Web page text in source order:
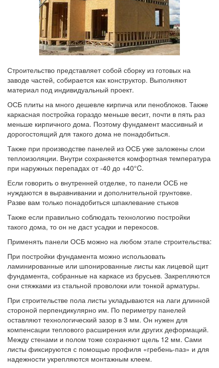
Строительство представляет собой сборку из готовых на
заводе частей, собирается как конструктор. Выполняют
материал под индивидуальный проект.
ОСБ плиты на много дешевле кирпича или пеноблоков. Также
каркасная постройка гораздо меньше весит, почти в пять раз
меньше кирпичного дома. Поэтому фундамент массивный и
дорогостоящий для такого дома не понадобиться.
Также при производстве панелей из ОСБ уже заложены слои
теплоизоляции. Внутри сохраняется комфортная температура
при наружных перепадах от -40 до +40°C.
Если говорить о внутренней отделке, то панели ОСБ не
нуждаются в выравнивании и дополнительной грунтовке.
Разве вам только понадобиться шпаклевание стыков
Также если правильно соблюдать технологию постройки
такого дома, то он не даст усадки и перекосов.
Применять панели ОСБ можно на любом этапе строительства:
При постройки фундамента можно использовать
ламинированные или шпонированные листы как лицевой щит
фундамента, собранные на каркасе из брусьев. Закрепляются
они стяжками из стальной проволоки или тонкой арматуры.
При строительстве пола листы укладываются на лаги длинной
стороной перпендикулярно им. По периметру панелей
оставляют технологический зазор в 3 мм. Он нужен для
компенсации теплового расширения или других деформаций.
Между стенами и полом тоже сохраняют щель 12 мм. Сами
листы фиксируются с помощью профиля «гребень-паз» и для
надежности укрепляются монтажным клеем.